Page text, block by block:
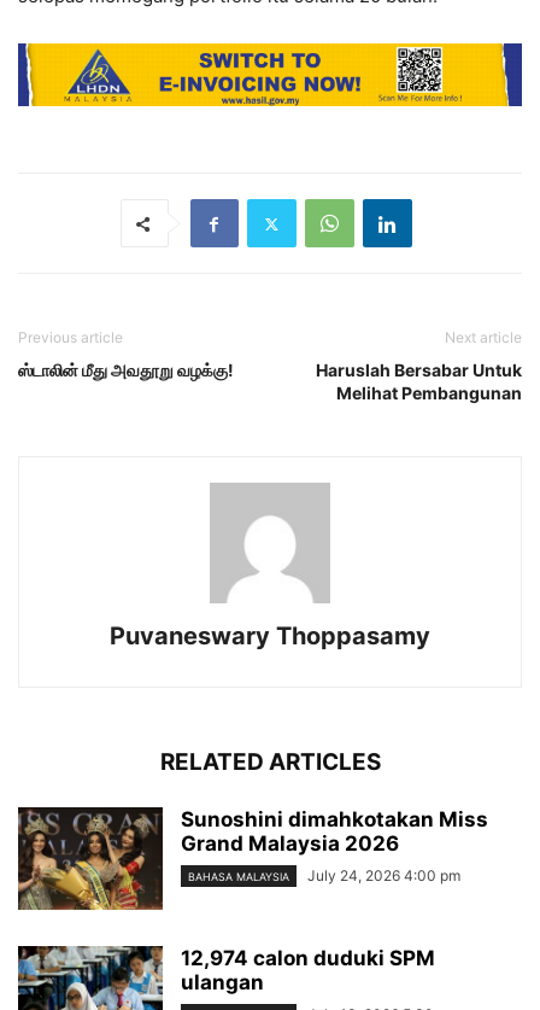
Previous article
ஸ்டாலின் மீது அவதூறு வழக்கு!
Next article
Haruslah Bersabar Untuk
Melihat Pembangunan
Puvaneswary Thoppasamy
RELATED ARTICLES
Sunoshini dimahkotakan Miss
Grand Malaysia 2026
BAHASA MALAYSIA July 24, 2026 4:00 pm
12,974 calon duduki SPM
ulangan